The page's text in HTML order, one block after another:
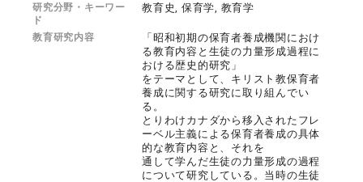
研究分野・キーワー
ド
教育史, 保育学, 教育学
教育研究内容
「昭和初期の保育者養成機関におけ
る教育内容と生徒の力量形成過程に
おける歴史的研究」
をテーマとして、キリスト教保育者
養成に関する研究に取り組んでい
る。
とりわけカナダから移入されたフレ
ーベル主義による保育者養成の具体
的な教育内容と、それを
通して学んだ生徒の力量形成の過程
について研究している。当時の生徒